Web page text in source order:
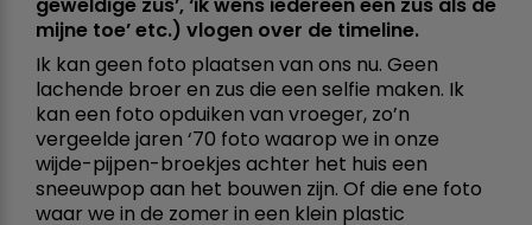
mijne toe’ etc.) vlogen over de timeline.
Ik kan geen foto plaatsen van ons nu. Geen
lachende broer en zus die een selfie maken. Ik
kan een foto opduiken van vroeger, zo’n
vergeelde jaren ‘70 foto waarop we in onze
wijde-pijpen-broekjes achter het huis een
sneeuwpop aan het bouwen zijn. Of die ene foto
waar we in de zomer in een klein plastic